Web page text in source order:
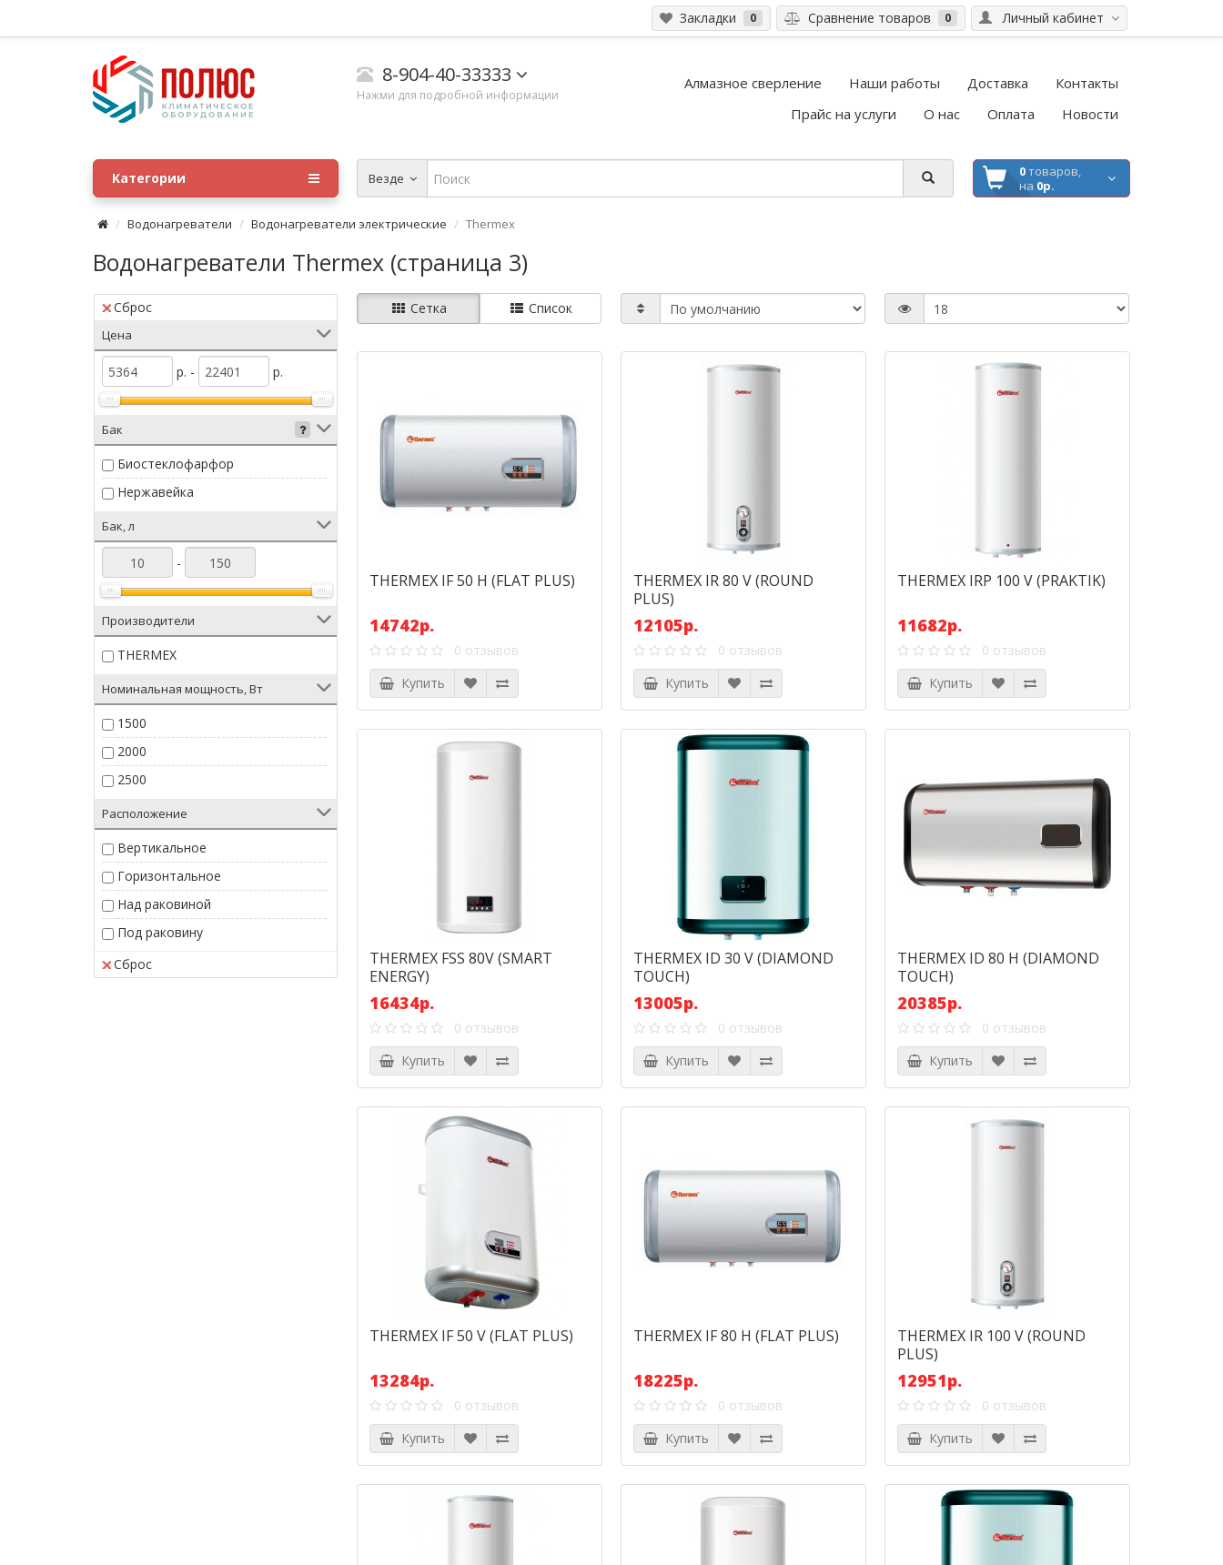
Личный кабинет
Закладки 0 Сравнение товаров 0
8-904-40-33333
Нажми для подробной информации
Алмазное сверление Наши работы Доставка
Контакты
Прайс на услуги
О нас Оплата Новости
Везде 0товаров,
на 0р.
Категории
Водонагреватели Водонагреватели электрические Thermex
Водонагреватели Thermex (страница 3)
Сброс
Цена
р. - р.
Бак
Биостеклофарфор
Нержавейка
Бак, л
-
Производители
THERMEX
Номинальная мощность, Вт
1500
2000
2500
Расположение
Вертикальное
Горизонтальное
Над раковиной
Под раковину
Сброс
Сетка Список
THERMEX IF 50 H (FLAT PLUS)
14742р.
0 отзывов
Купить
THERMEX IR 80 V (ROUND
PLUS)
12105р.
0 отзывов
Купить
THERMEX IRP 100 V (PRAKTIK)
11682р.
0 отзывов
Купить
THERMEX FSS 80V (SMART
ENERGY)
16434р.
0 отзывов
Купить
THERMEX ID 30 V (DIAMOND
TOUCH)
13005р.
0 отзывов
Купить
THERMEX ID 80 H (DIAMOND
TOUCH)
20385р.
0 отзывов
Купить
THERMEX IF 50 V (FLAT PLUS)
13284р.
0 отзывов
Купить
THERMEX IF 80 H (FLAT PLUS)
18225р.
0 отзывов
Купить
THERMEX IR 100 V (ROUND
PLUS)
12951р.
0 отзывов
Купить